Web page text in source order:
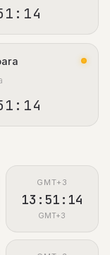
GMT+3
13:51:15
GMT+3